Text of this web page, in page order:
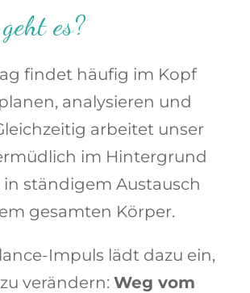
es?
findet häufig im Kopf
analysieren und
arbeitet unser
im Hintergrund
ständigem Austausch
gesamten Körper.
Impuls lädt dazu ein,
verändern: Weg vom